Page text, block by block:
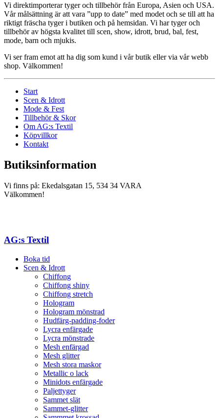
Vi direktimporterar tyger och tillbehör från Europa, Asien och USA.
Vår målsättning är att vara ”upp to date” med modet och se till att ha
riktigt fräscha tyger i butiken och på hemsidan. Vi har tyger och
tillbehör av högsta kvalitet till scen, show, idrott, brud, bal, fest,
mode, barn och mjukis.
Vi ser fram emot att ha dig som kund i vår butik eller via vår webb
shop. Välkommen!
Start
Scen & Idrott
Mode & Fest
Tillbehör & Skor
Om AG:s Textil
Köpvillkor
Kontakt
Butiksinformation
Vi finns på: Ekedalsgatan 15, 534 34 VARA
Välkommen!
AG:s Textil
Boka tid
Scen & Idrott
Chiffong
Chiffong shiny
Chiffong stretch
Hologram
Hologram mönstrad
Hudfärg-padding-foder
Lycra enfärgade
Lycra mönstrade
Mesh enfärgad
Mesh glitter
Mesh stora maskor
Metallic o lack
Minidots enfärgade
Paljettyger
Sammet slät
Sammet-glitter